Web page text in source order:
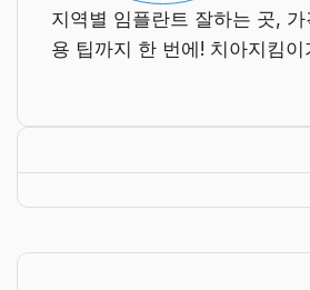
지역별 임플란트 잘하는 곳,
용 팁까지 한 번에! 치아지킴